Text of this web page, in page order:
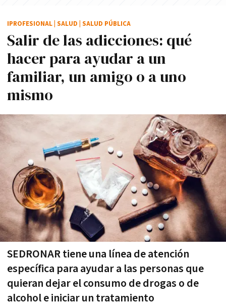
Salir de las adicciones: qué
hacer para ayudar a un
familiar, un amigo o a uno
mismo
SEDRONAR tiene una línea de atención
específica para ayudar a las personas que
quieran dejar el consumo de drogas o de
alcohol e iniciar un tratamiento
IPROFESIONAL SALUD SALUD PÚBLICA